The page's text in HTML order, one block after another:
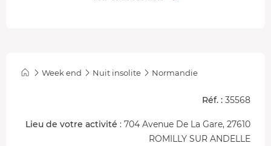
Week end Nuit insolite Normandie
Réf. : 35568
Lieu de votre activité : 704 Avenue De La Gare, 27610
ROMILLY SUR ANDELLE